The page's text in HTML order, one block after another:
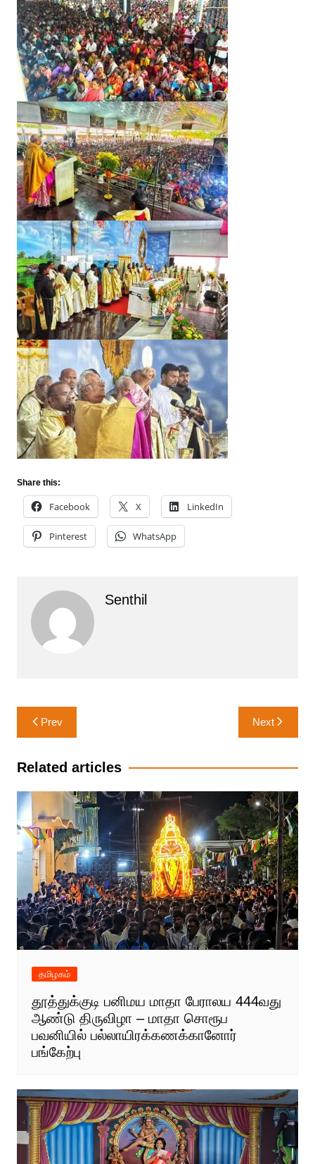
Share this:
Facebook X LinkedIn
Pinterest WhatsApp
Senthil
Post
navigation
Prev Next
Related articles
தமிழகம்
தூத்துக்குடி பனிமய மாதா பேராலய 444வது
ஆண்டு திருவிழா – மாதா சொரூப
பவனியில் பல்லாயிரக்கணக்கானோர்
பங்கேற்பு